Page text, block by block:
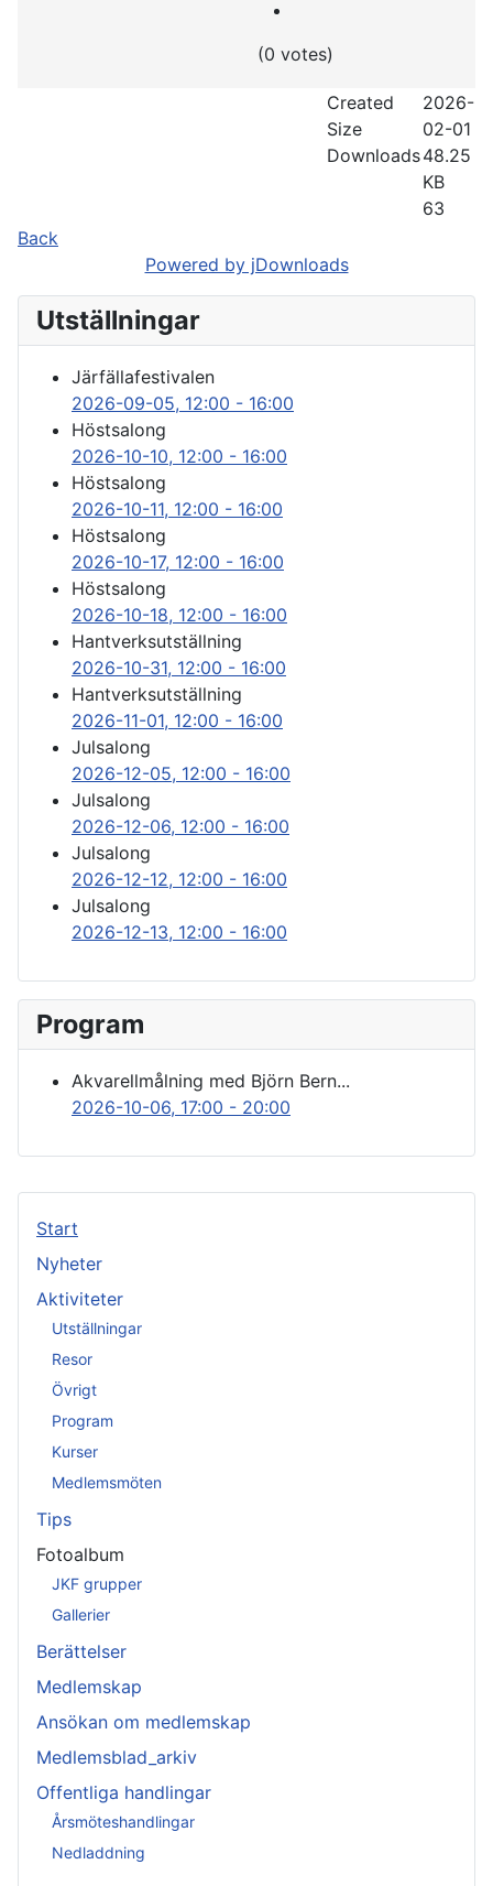
Start
Nyheter
Aktiviteter
Utställningar
Resor
Övrigt
Program
Kurser
Medlemsmöten
Tips
Fotoalbum
JKF grupper
Gallerier
Berättelser
Medlemskap
Ansökan om medlemskap
Medlemsblad_arkiv
Offentliga handlingar
Årsmöteshandlingar
Nedladdning
(0 votes)
Created
Size
Downloads
2026-
02-01
48.25
KB
63
Back
Powered by jDownloads
Utställningar
Järfällafestivalen
2026-09-05, 12:00 - 16:00
Höstsalong
2026-10-10, 12:00 - 16:00
Höstsalong
2026-10-11, 12:00 - 16:00
Höstsalong
2026-10-17, 12:00 - 16:00
Höstsalong
2026-10-18, 12:00 - 16:00
Hantverksutställning
2026-10-31, 12:00 - 16:00
Hantverksutställning
2026-11-01, 12:00 - 16:00
Julsalong
2026-12-05, 12:00 - 16:00
Julsalong
2026-12-06, 12:00 - 16:00
Julsalong
2026-12-12, 12:00 - 16:00
Julsalong
2026-12-13, 12:00 - 16:00
Program
Akvarellmålning med Björn Bern...
2026-10-06, 17:00 - 20:00